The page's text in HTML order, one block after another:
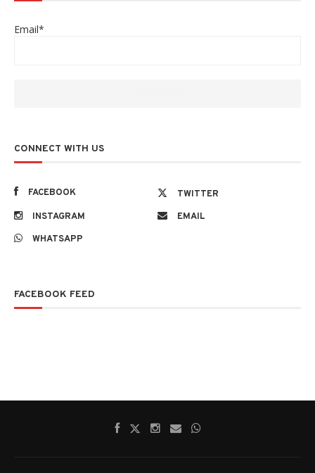
Email*
CONNECT WITH US
FACEBOOK
TWITTER
INSTAGRAM
EMAIL
WHATSAPP
FACEBOOK FEED